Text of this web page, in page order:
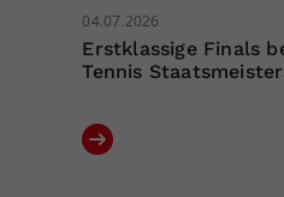
04.07.2026
Erstklassige Finals
Tennis